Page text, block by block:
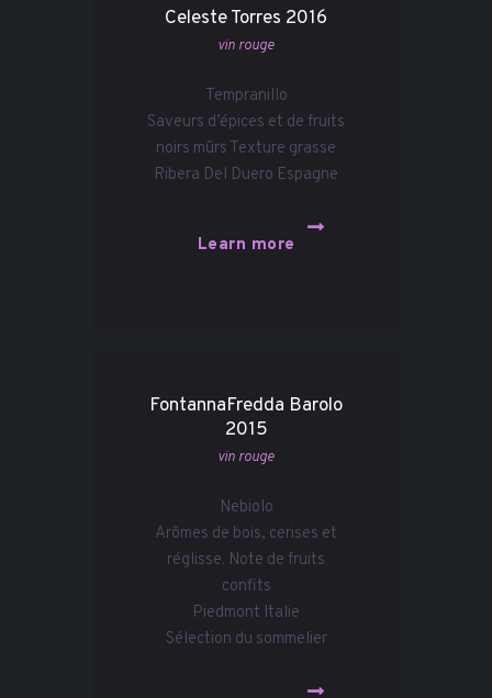
Celeste Torres 2016
vin rouge
Tempranillo
Saveurs d’épices et de fruits
noirs mûrs Texture grasse
Ribera Del Duero Espagne
Learn more
FontannaFredda Barolo
2015
vin rouge
Nebiolo
Arômes de bois, cerises et
réglisse. Note de fruits
confits
Piedmont Italie
Sélection du sommelier